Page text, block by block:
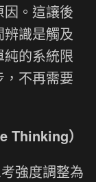
。這讓後
識是觸及
的系統限
不再需要
Thinking）
強度調整為